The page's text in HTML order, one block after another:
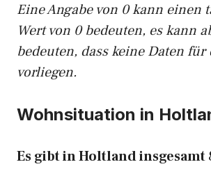
Eine Angabe von 0 kann einen
Wert von 0 bedeuten, es kann
bedeuten, dass keine Daten für
vorliegen.
Wohnsituation in
Es gibt in Holtland insgesamt